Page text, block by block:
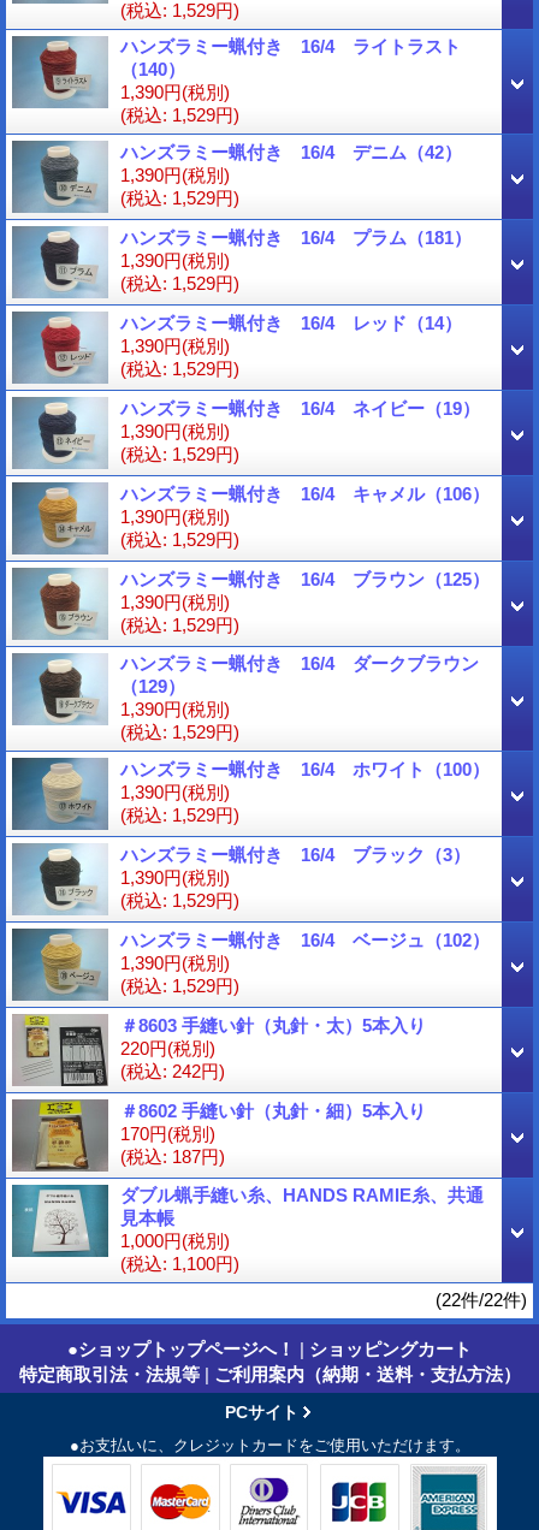
(税込: 1,529円)
ハンズラミー蝋付き 16/4 ライトラスト
（140）
1,390円(税別)
(税込: 1,529円)
ハンズラミー蝋付き 16/4 デニム（42）
1,390円(税別)
(税込: 1,529円)
ハンズラミー蝋付き 16/4 プラム（181）
1,390円(税別)
(税込: 1,529円)
ハンズラミー蝋付き 16/4 レッド（14）
1,390円(税別)
(税込: 1,529円)
ハンズラミー蝋付き 16/4 ネイビー（19）
1,390円(税別)
(税込: 1,529円)
ハンズラミー蝋付き 16/4 キャメル（106）
1,390円(税別)
(税込: 1,529円)
ハンズラミー蝋付き 16/4 ブラウン（125）
1,390円(税別)
(税込: 1,529円)
ハンズラミー蝋付き 16/4 ダークブラウン
（129）
1,390円(税別)
(税込: 1,529円)
ハンズラミー蝋付き 16/4 ホワイト（100）
1,390円(税別)
(税込: 1,529円)
ハンズラミー蝋付き 16/4 ブラック（3）
1,390円(税別)
(税込: 1,529円)
ハンズラミー蝋付き 16/4 ベージュ（102）
1,390円(税別)
(税込: 1,529円)
＃8603 手縫い針（丸針・太）5本入り
220円(税別)
(税込: 242円)
＃8602 手縫い針（丸針・細）5本入り
170円(税別)
(税込: 187円)
ダブル蝋手縫い糸、HANDS RAMIE糸、共通
見本帳
1,000円(税別)
(税込: 1,100円)
(22件/22件)
●ショップトップページへ！ | ショッピングカート
特定商取引法・法規等 | ご利用案内（納期・送料・支払方法）
PCサイト
●お支払いに、クレジットカードをご使用いただけます。